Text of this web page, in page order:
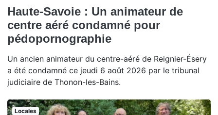
Haute-Savoie : Un animateur de
centre aéré condamné pour
pédopornographie
Un ancien animateur du centre-aéré de Reignier-Ésery
a été condamné ce jeudi 6 août 2026 par le tribunal
judiciaire de Thonon-les-Bains.
Locales